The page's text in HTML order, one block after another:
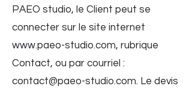
PAEO studio, le Client peut se
connecter sur le site internet
www.paeo-studio.com, rubrique
Contact, ou par courriel :
contact@paeo-studio.com. Le devis